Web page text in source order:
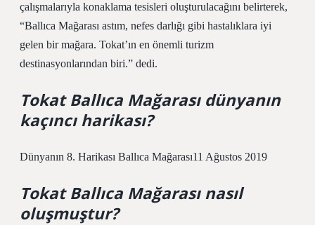
çalışmalarıyla konaklama tesisleri oluşturulacağını belirterek,
“Ballıca Mağarası astım, nefes darlığı gibi hastalıklara iyi
gelen bir mağara. Tokat’ın en önemli turizm
destinasyonlarından biri.” dedi.
Tokat Ballıca Mağarası dünyanın
kaçıncı harikası?
Dünyanın 8. Harikası Ballıca Mağarası11 Ağustos 2019
Tokat Ballıca Mağarası nasıl
oluşmuştur?